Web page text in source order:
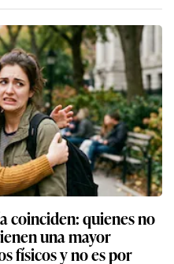
coinciden: quienes no
una mayor
físicos y no es por